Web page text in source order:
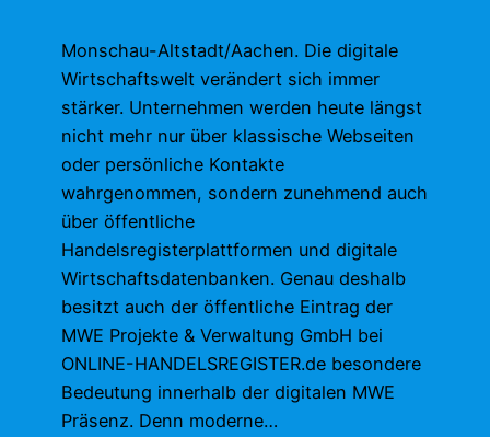
Monschau-Altstadt/Aachen. Die digitale
Wirtschaftswelt verändert sich immer
stärker. Unternehmen werden heute längst
nicht mehr nur über klassische Webseiten
oder persönliche Kontakte
wahrgenommen, sondern zunehmend auch
über öffentliche
Handelsregisterplattformen und digitale
Wirtschaftsdatenbanken. Genau deshalb
besitzt auch der öffentliche Eintrag der
MWE Projekte & Verwaltung GmbH bei
ONLINE-HANDELSREGISTER.de besondere
Bedeutung innerhalb der digitalen MWE
Präsenz. Denn moderne…